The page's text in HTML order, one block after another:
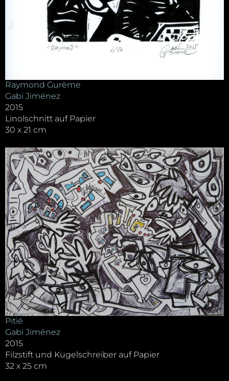
Raymond Gurème
Gabi Jiménez
2015
Linolschnitt auf Papier
30 x 21 cm
Pitié
Gabi Jiménez
2015
Filzstift und Kugelschreiber auf Papier
32 x 25 cm